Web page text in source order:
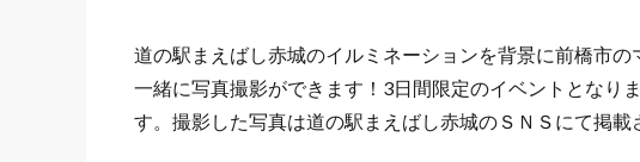
道の駅まえばし赤城のイルミネーションを背景に前橋市
一緒に写真撮影ができます！3日間限定のイベントとなり
す。撮影した写真は道の駅まえばし赤城のＳＮＳにて掲載